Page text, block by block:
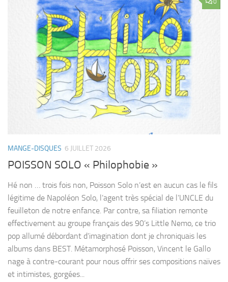
0
MANGE-DISQUES 6 JUILLET 2026
POISSON SOLO « Philophobie »
Hé non … trois fois non, Poisson Solo n’est en aucun cas le fils
légitime de Napoléon Solo, l’agent très spécial de l’UNCLE du
feuilleton de notre enfance. Par contre, sa filiation remonte
effectivement au groupe français des 90’s Little Nemo, ce trio
pop allumé débordant d’imagination dont je chroniquais les
albums dans BEST. Métamorphosé Poisson, Vincent le Gallo
nage à contre-courant pour nous offrir ses compositions naïves
et intimistes, gorgées...